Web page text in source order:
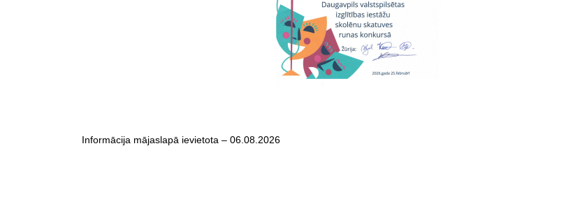
Informācija mājaslapā ievietota – 06.08.2026